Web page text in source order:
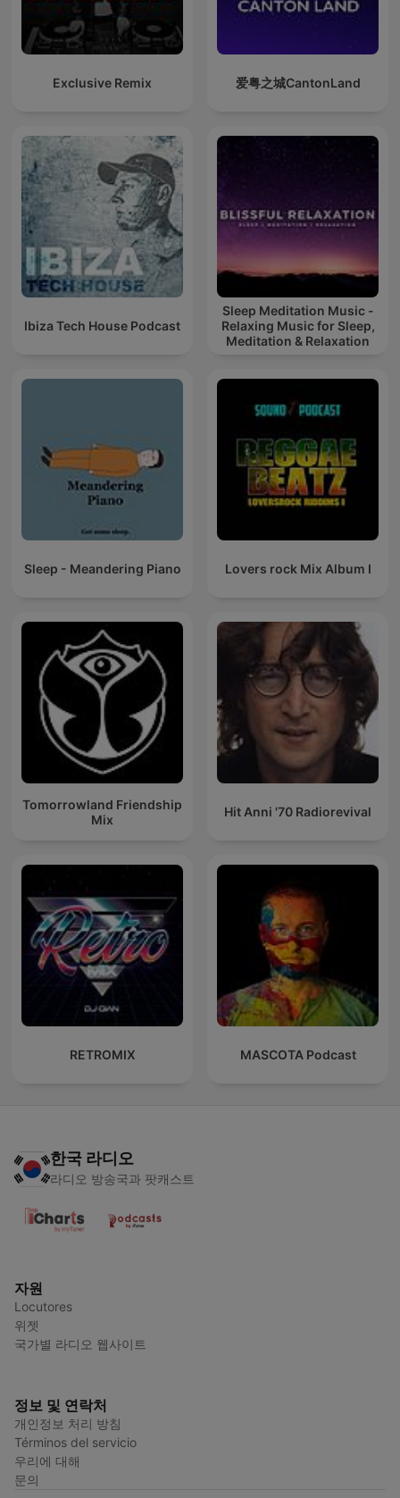
Exclusive Remix 爱粤之城CantonLand
Ibiza Tech House Podcast
Sleep Meditation Music -
Relaxing Music for Sleep,
Meditation & Relaxation
Sleep - Meandering Piano Lovers rock Mix Album I
Tomorrowland Friendship
Mix
Hit Anni '70 Radiorevival
RETROMIX MASCOTA Podcast
한국 라디오
라디오 방송국과 팟캐스트
자원
Locutores
위젯
국가별 라디오 웹사이트
정보 및 연락처
개인정보 처리 방침
Términos del servicio
우리에 대해
문의